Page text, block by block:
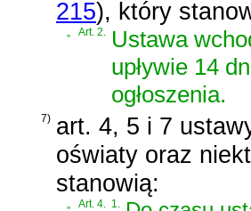
215), który
„ Art. 2. Ustawa
upływie 14
ogłoszenia.
7) art. 4, 5 i 7
oświaty oraz
stanowią:
Art. 4. 1.